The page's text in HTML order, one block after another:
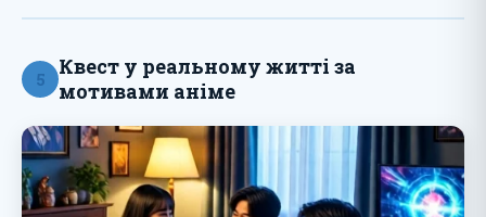
5
Квест у реальному житті за
мотивами аніме